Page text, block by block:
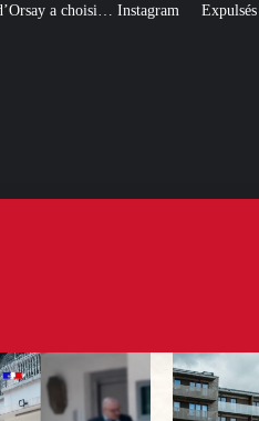
des HLM pour narcotrafic,